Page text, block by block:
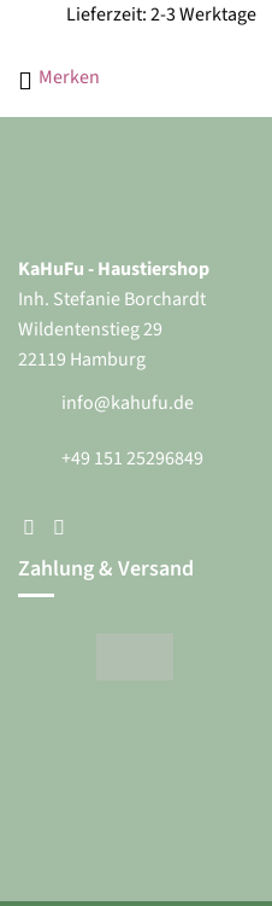
Varianten
auf.
Die
gewählt
werden
Lieferzeit: 2-3 Werktage
Merken
KaHuFu - Haustiershop
Inh. Stefanie Borchardt
Wildentenstieg 29
22119 Hamburg
info@kahufu.de
+49 151 25296849
Zahlung & Versand